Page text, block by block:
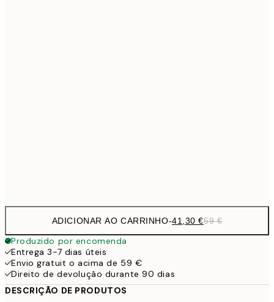
ADICIONAR AO CARRINHO-41,30 €59 €
Produzido por encomenda
Entrega 3-7 dias úteis
Envio gratuit o acima de 59 €
Direito de devolução durante 90 dias
DESCRIÇÃO DE PRODUTOS